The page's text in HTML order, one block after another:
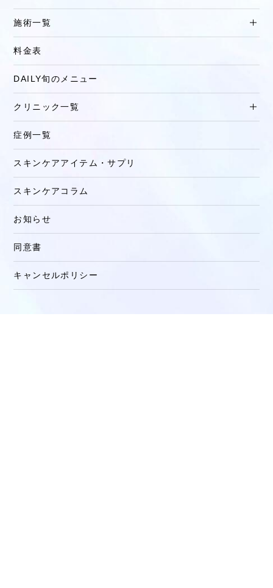
施術一覧
料金表
DAILY旬のメニュー
クリニック一覧
症例一覧
スキンケアアイテム・サプリ
スキンケアコラム
お知らせ
同意書
キャンセルポリシー